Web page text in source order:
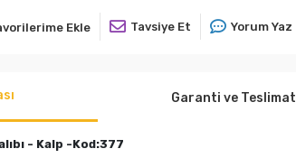
Ekle Tavsiye Et Yorum Yaz
Garanti ve Teslimat
- Kalp -Kod:377